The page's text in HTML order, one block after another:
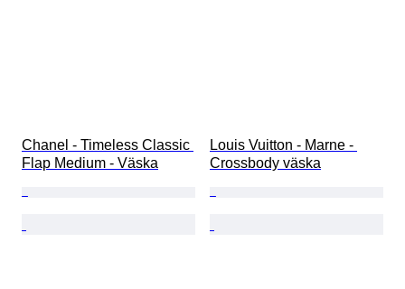
Chanel - Timeless Classic
Flap Medium - Väska
Louis Vuitton - Marne -
Crossbody väska